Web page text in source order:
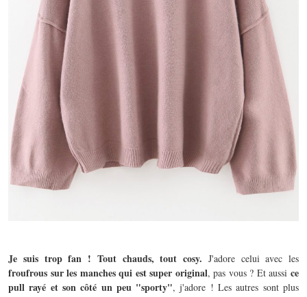
Je suis trop fan ! Tout chauds, tout cosy. J'adore celui avec les
froufrous sur les manches qui est super original, pas vous ? Et aussi ce
pull rayé et son côté un peu "sporty", j'adore ! Les autres sont plus